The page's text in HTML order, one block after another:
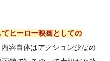
ヒーロー映画としての
容自体はアクション少なめ